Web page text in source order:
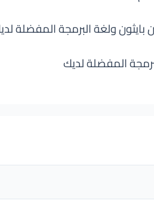
ولغة البرمجة المفضلة
المفضلة لديك